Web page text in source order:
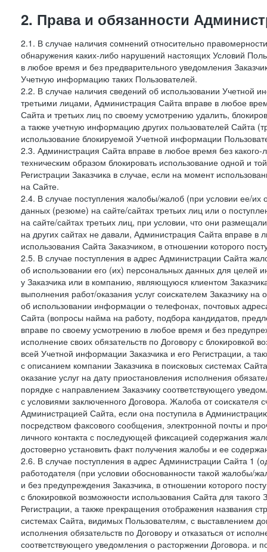
2. Права и обязанности
2.1. В случае наличия сомнений относительно
обнаружения каких-либо нарушений настоящих Условий
в любое время и без предварительного уведомления
Учетную информацию таких Пользователей.
2.2. В случае наличия сведений об использовании Учетной
третьими лицами, Администрация Сайта вправе в любое
Сайта и третьих лиц по своему усмотрению удалить,
а также учетную информацию других пользователей Сайта
использование блокируемой Учетной информации
2.3. Администрация Сайта вправе в любое время без
техническим образом блокировать использование одной и
Регистрации Заказчика в случае, если на момент
на Сайте.
2.4. В случае поступления жалобы/жалоб (при условии ее/их
данных (резюме) на сайте/сайтах третьих лиц или о
на сайте/сайтах третьих лиц, при условии, что они
на других сайтах не давали, Администрация Сайта вправе в
использования Сайта Заказчиком, в отношении которого
2.5. В случае поступления в адрес Администрации Сайта
об использовании его (их) персональных данных для целей
у Заказчика или в компанию, являющуюся клиентом
выполнения работ/оказания услуг соискателем Заказчику
об использовании информации о телефонах, почтовых
Сайта (вопросы найма на работу, подбора кандидатов,
вправе по своему усмотрению в любое время и без
исполнение своих обязательств по Договору с блокировкой
всей Учетной информации Заказчика и его Регистрации, а
с описанием компании Заказчика в поисковых системах
оказание услуг на дату приостановления исполнения
порядке с направлением Заказчику соответствующего
с условиями заключенного Договора. Жалоба от
Администрацией Сайта, если она поступила в
посредством факсового сообщения, электронной почты и
личного контакта с последующей фиксацией содержания
достоверно установить факт получения жалобы и ее
2.6. В случае поступления в адрес Администрации Сайта 1
работодателя (при условии обоснованности такой
и без предупреждения Заказчика, в отношении которого
с блокировкой возможности использования Сайта для
Регистрации, а также прекращения отображения названия
системах Сайта, видимых Пользователям, с выставлением
исполнения обязательств по Договору и отказаться от
соответствующего уведомления о расторжении Договора. и